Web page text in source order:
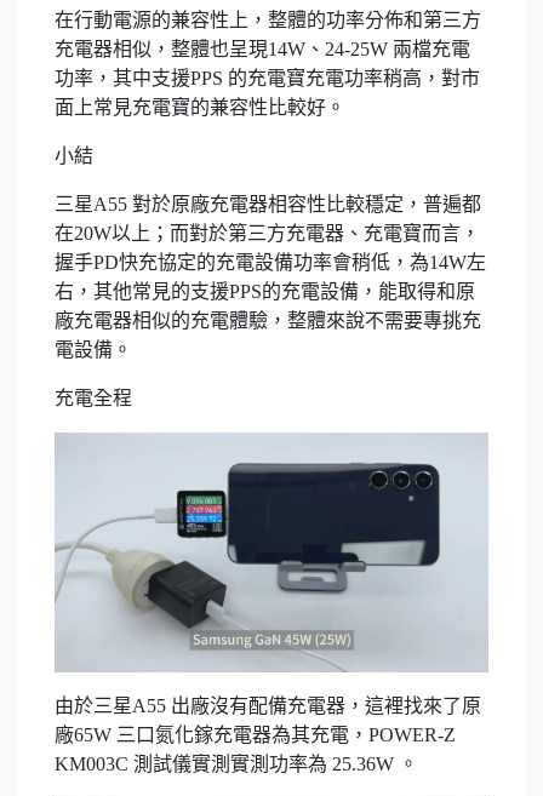
在行動電源的兼容性上，整體的功率分佈和第三方
充電器相似，整體也呈現14W、24-25W 兩檔充電
功率，其中支援PPS 的充電寶充電功率稍高，對市
面上常見充電寶的兼容性比較好。
小結
三星A55 對於原廠充電器相容性比較穩定，普遍都
在20W以上；而對於第三方充電器、充電寶而言，
握手PD快充協定的充電設備功率會稍低，為14W左
右，其他常見的支援PPS的充電設備，能取得和原
廠充電器相似的充電體驗，整體來說不需要專挑充
電設備。
充電全程
由於三星A55 出廠沒有配備充電器，這裡找來了原
廠65W 三口氮化鎵充電器為其充電，POWER-Z
KM003C 測試儀實測實測功率為 25.36W 。